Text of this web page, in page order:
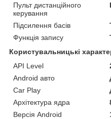
Пульт дистанційного
керування
Підсилення басів
Функція запису
Користувальницькі
API Level
Android авто
Car Play
Архітектура ядра
Версія Android